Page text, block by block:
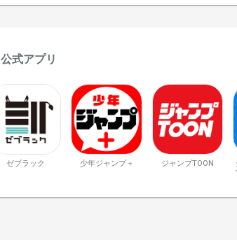
公式アプリ
ゼブラック 少年ジャンプ＋ ジャンプTOON